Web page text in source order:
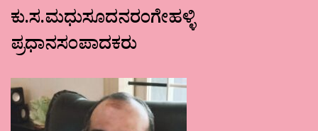
ಕು.ಸ.ಮಧುಸೂದನರಂಗೇಹಳ್ಳಿ
ಪ್ರಧಾನಸಂಪಾದಕರು